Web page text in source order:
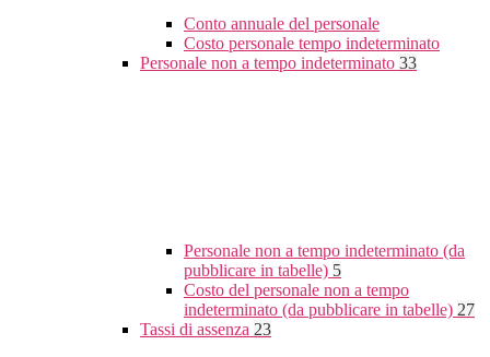
Conto annuale del personale
Costo personale tempo indeterminato
Personale non a tempo indeterminato 33
Personale non a tempo indeterminato (da
pubblicare in tabelle) 5
Costo del personale non a tempo
indeterminato (da pubblicare in tabelle) 27
Tassi di assenza 23